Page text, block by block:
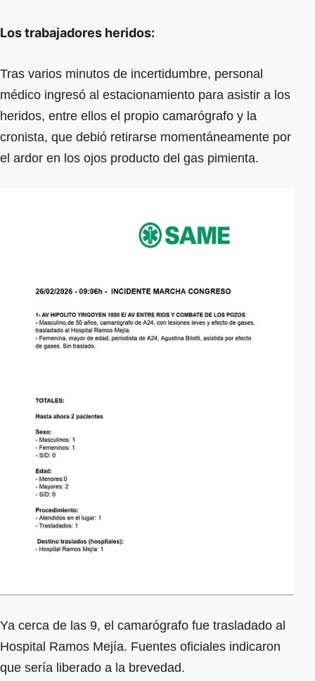
Los trabajadores heridos:
Tras varios minutos de incertidumbre, personal
médico ingresó al estacionamiento para asistir a los
heridos, entre ellos el propio camarógrafo y la
cronista, que debió retirarse momentáneamente por
el ardor en los ojos producto del gas pimienta.
Ya cerca de las 9, el camarógrafo fue trasladado al
Hospital Ramos Mejía. Fuentes oficiales indicaron
que sería liberado a la brevedad.